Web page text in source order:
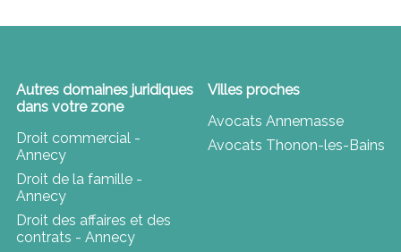
Autres domaines juridiques
dans votre zone
Droit commercial -
Annecy
Droit de la famille -
Annecy
Droit des affaires et des
contrats - Annecy
Villes proches
Avocats Annemasse
Avocats Thonon-les-Bains